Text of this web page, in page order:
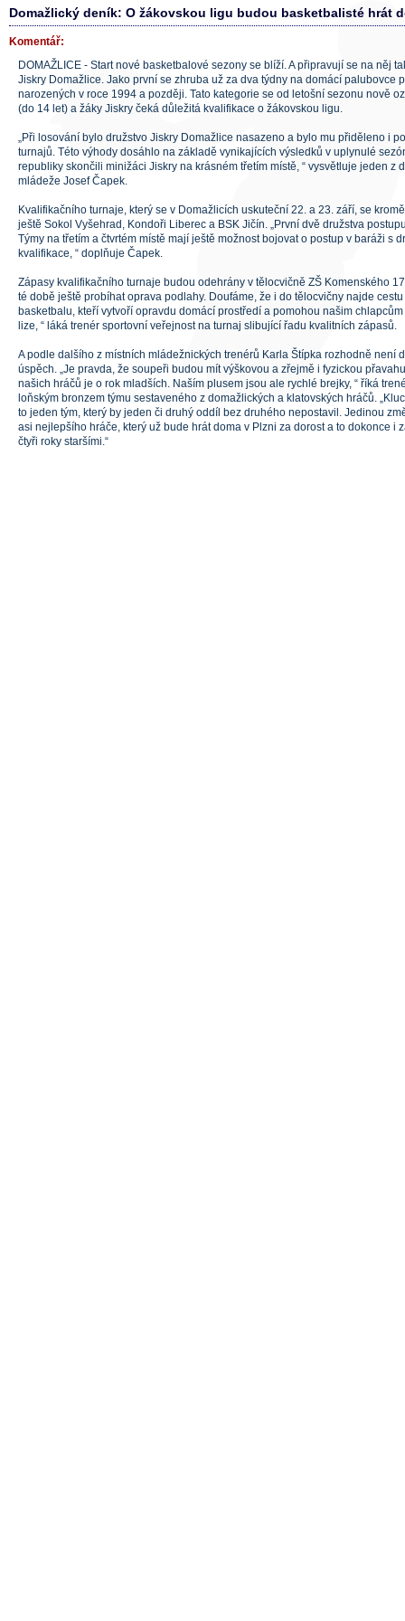
Domažlický deník: O žákovskou ligu budou basketbalisté hrát
Komentář:
DOMAŽLICE - Start nové basketbalové sezony se blíží. A připravují se na něj
Jiskry Domažlice. Jako první se zhruba už za dva týdny na domácí palubovce
narozených v roce 1994 a později. Tato kategorie se od letošní sezonu nově
(do 14 let) a žáky Jiskry čeká důležitá kvalifikace o žákovskou ligu.
„Při losování bylo družstvo Jiskry Domažlice nasazeno a bylo mu přiděleno i
turnajů. Této výhody dosáhlo na základě vynikajících výsledků v uplynulé
republiky skončili minižáci Jiskry na krásném třetím místě, “ vysvětluje jeden z
mládeže Josef Čapek.
Kvalifikačního turnaje, který se v Domažlicích uskuteční 22. a 23. září, se
ještě Sokol Vyšehrad, Kondoři Liberec a BSK Jičín. „První dvě družstva
Týmy na třetím a čtvrtém místě mají ještě možnost bojovat o postup v baráži s
kvalifikace, “ doplňuje Čapek.
Zápasy kvalifikačního turnaje budou odehrány v tělocvičně ZŠ Komenského
té době ještě probíhat oprava podlahy. Doufáme, že i do tělocvičny najde
basketbalu, kteří vytvoří opravdu domácí prostředí a pomohou našim
lize, “ láká trenér sportovní veřejnost na turnaj slibující řadu kvalitních zápasů.
A podle dalšího z místních mládežnických trenérů Karla Štípka rozhodně není
úspěch. „Je pravda, že soupeři budou mít výškovou a zřejmě i fyzickou
našich hráčů je o rok mladších. Naším plusem jsou ale rychlé brejky, “ říká
loňským bronzem týmu sestaveného z domažlických a klatovských hráčů.
to jeden tým, který by jeden či druhý oddíl bez druhého nepostavil. Jedinou
asi nejlepšího hráče, který už bude hrát doma v Plzni za dorost a to dokonce i
čtyři roky staršími.“